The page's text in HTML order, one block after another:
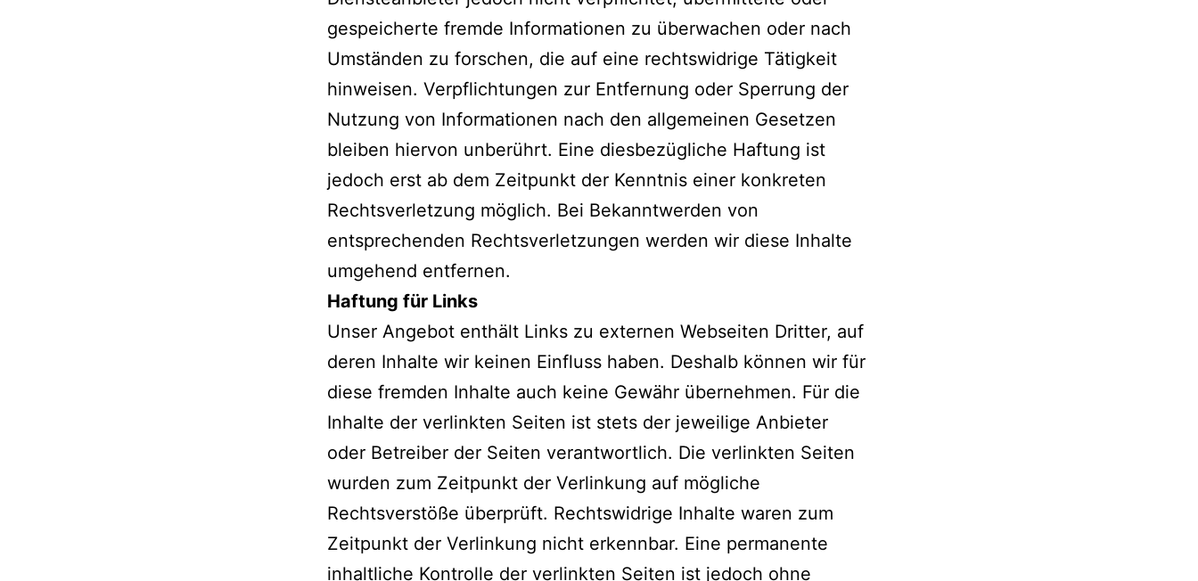
gespeicherte fremde Informationen zu überwachen oder nach
Umständen zu forschen, die auf eine rechtswidrige Tätigkeit
hinweisen. Verpflichtungen zur Entfernung oder Sperrung der
Nutzung von Informationen nach den allgemeinen Gesetzen
bleiben hiervon unberührt. Eine diesbezügliche Haftung ist
jedoch erst ab dem Zeitpunkt der Kenntnis einer konkreten
Rechtsverletzung möglich. Bei Bekanntwerden von
entsprechenden Rechtsverletzungen werden wir diese Inhalte
umgehend entfernen.
Haftung für Links
Unser Angebot enthält Links zu externen Webseiten Dritter, auf
deren Inhalte wir keinen Einfluss haben. Deshalb können wir für
diese fremden Inhalte auch keine Gewähr übernehmen. Für die
Inhalte der verlinkten Seiten ist stets der jeweilige Anbieter
oder Betreiber der Seiten verantwortlich. Die verlinkten Seiten
wurden zum Zeitpunkt der Verlinkung auf mögliche
Rechtsverstöße überprüft. Rechtswidrige Inhalte waren zum
Zeitpunkt der Verlinkung nicht erkennbar. Eine permanente
inhaltliche Kontrolle der verlinkten Seiten ist jedoch ohne